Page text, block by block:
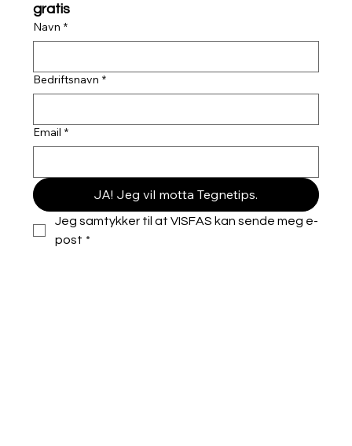
gratis
Navn *
Bedriftsnavn *
Email *
JA! Jeg vil motta Tegnetips.
Jeg samtykker til at VISFAS kan sende meg e-
post *